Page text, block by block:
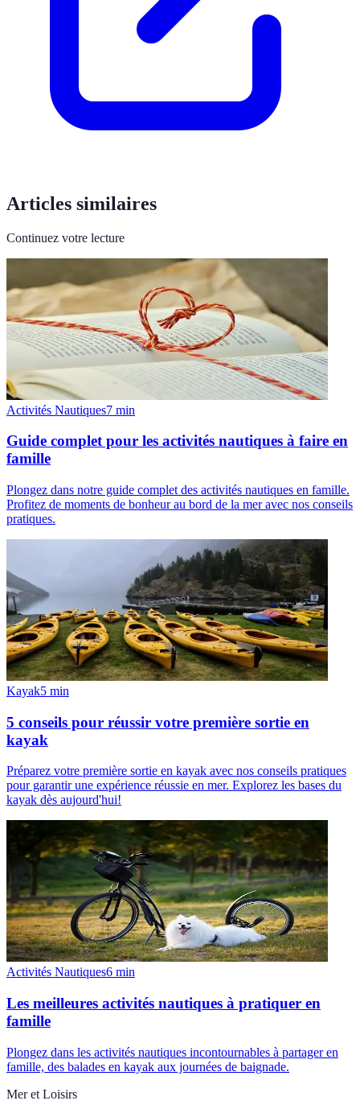
Articles similaires
Continuez votre lecture
Activités Nautiques7 min
Guide complet pour les activités nautiques à faire en
famille
Plongez dans notre guide complet des activités nautiques en famille.
Profitez de moments de bonheur au bord de la mer avec nos conseils
pratiques.
Kayak5 min
5 conseils pour réussir votre première sortie en
kayak
Préparez votre première sortie en kayak avec nos conseils pratiques
pour garantir une expérience réussie en mer. Explorez les bases du
kayak dès aujourd'hui!
Activités Nautiques6 min
Les meilleures activités nautiques à pratiquer en
famille
Plongez dans les activités nautiques incontournables à partager en
famille, des balades en kayak aux journées de baignade.
Mer et Loisirs